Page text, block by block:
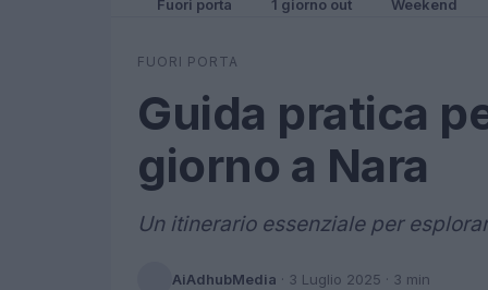
Fuori porta 1 giorno out Weekend
FUORI PORTA
Guida pratica
giorno a Nara
Un itinerario essenziale per
AiAdhubMedia · 3 Luglio 2025 · 3 min